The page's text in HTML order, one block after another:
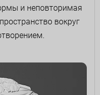
и неповторимая
вокруг